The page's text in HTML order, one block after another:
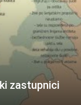
zastupnici